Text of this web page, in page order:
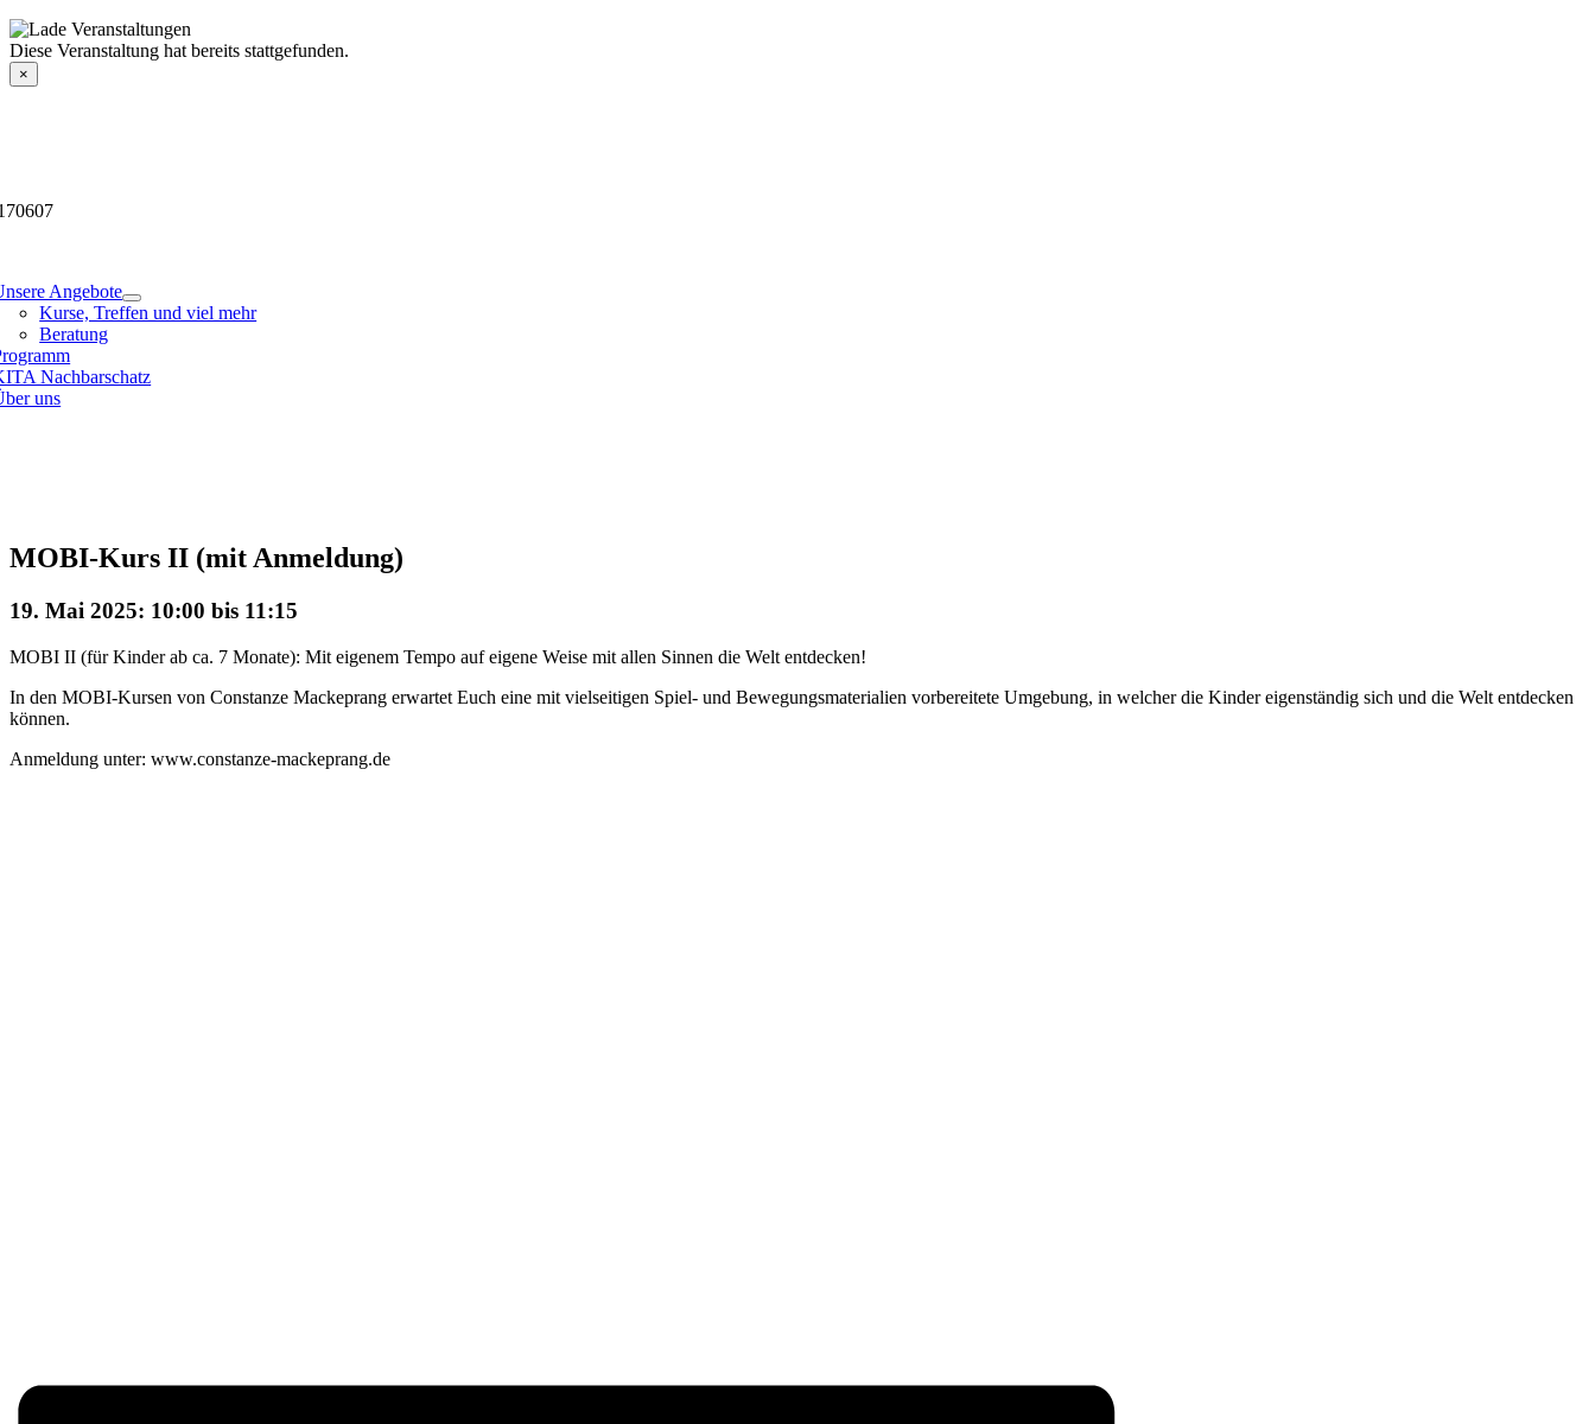
Skip
to
content
Angebote
Kurse, Treffen und viel mehr
Beratung
Nachbarschatz
uns
Veranstaltungsdetails
Diese Veranstaltung hat bereits stattgefunden.
×
MOBI-Kurs II (mit Anmeldung)
19. Mai 2025: 10:00 bis 11:15
MOBI II (für Kinder ab ca. 7 Monate): Mit eigenem Tempo auf eigene Weise mit allen Sinnen die Welt entdecken!
In den MOBI-Kursen von Constanze Mackeprang erwartet Euch eine mit vielseitigen Spiel- und Bewegungsmaterialien vorbereitete Umgebung, in welcher die Kinder eigenständig sich und die Welt entdecken
können.
Anmeldung unter: www.constanze-mackeprang.de